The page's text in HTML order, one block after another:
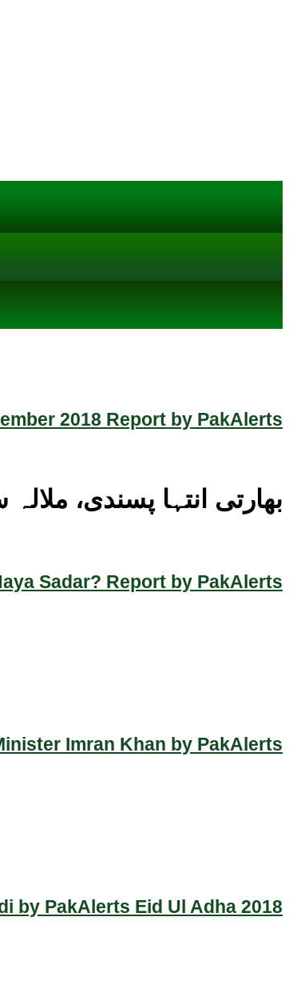
2018 Report by PakAlerts
Sadar? Report by PakAlerts
Imran Khan by PakAlerts
by PakAlerts Eid Ul Adha 2018
بھارتی انتہا پسندی، ملالہ سمیت 100 مسلمان خواتین